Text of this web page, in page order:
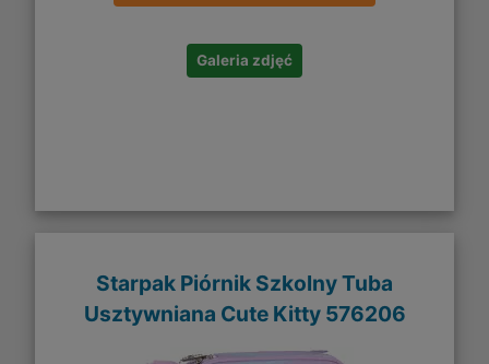
Galeria zdjęć
Starpak Piórnik Szkolny Tuba
Usztywniana Cute Kitty 576206